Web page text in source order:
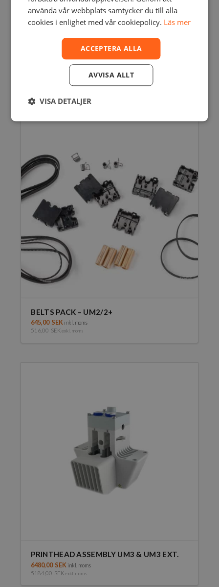
PT 100B SENSOR GLASSFIBER
BELTS PACK – UM2/2+
645,00 SEK inkl. moms
516,00 SEK exkl. moms
PRINTHEAD ASSEMBLY UM3 & UM3 EXT.
6480,00 SEK inkl. moms
5184,00 SEK exkl. moms
använda vår webbplats samtycker du till alla
cookies i enlighet med vår cookiepolicy. Läs mer
ACCEPTERA ALLA
AVVISA ALLT
VISA DETALJER